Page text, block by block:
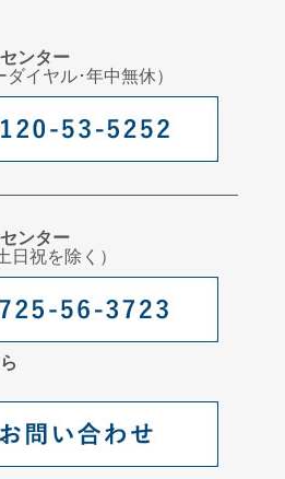
ンター
イヤル･年中無休）
ンター
日祝を除く）